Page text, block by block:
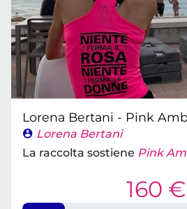
Lorena Bertani - Pink
Lorena Bertani
La raccolta sostiene Pink
160 €